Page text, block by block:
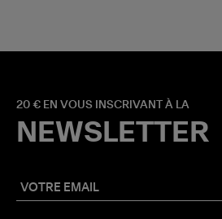
20 € EN VOUS INSCRIVANT À LA
NEWSLETTER